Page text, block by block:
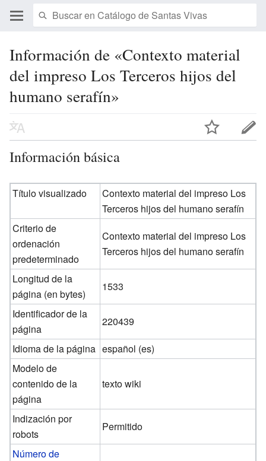
Información de «Contexto material
del impreso Los Terceros hijos del
humano serafín»
Información básica
Título visualizado
Contexto material del impreso Los
Terceros hijos del humano serafín
Criterio de
ordenación
predeterminado
Contexto material del impreso Los
Terceros hijos del humano serafín
Longitud de la
página (en bytes)
1533
Identificador de la
página
220439
Idioma de la página español (es)
Modelo de
contenido de la
página
texto wiki
Indización por
robots
Permitido
Número de